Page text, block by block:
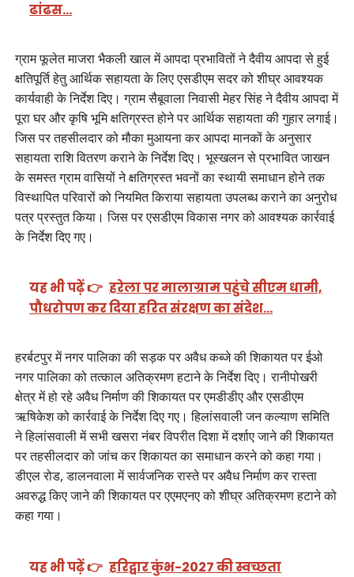
ढांढस…
ग्राम फूलेत माजरा भैकली खाल में आपदा प्रभावितों ने दैवीय आपदा से हुई
क्षतिपूर्ति हेतु आर्थिक सहायता के लिए एसडीएम सदर को शीघ्र आवश्यक
कार्यवाही के निर्देश दिए। ग्राम सैबूवाला निवासी मेहर सिंह ने दैवीय आपदा में
पूरा घर और कृषि भूमि क्षतिग्रस्त होने पर आर्थिक सहायता की गुहार लगाई।
जिस पर तहसीलदार को मौका मुआयना कर आपदा मानकों के अनुसार
सहायता राशि वितरण कराने के निर्देश दिए। भूस्खलन से प्रभावित जाखन
के समस्त ग्राम वासियों ने क्षतिग्रस्त भवनों का स्थायी समाधान होने तक
विस्थापित परिवारों को नियमित किराया सहायता उपलब्ध कराने का अनुरोध
पत्र प्रस्तुत किया। जिस पर एसडीएम विकास नगर को आवश्यक कार्रवाई
के निर्देश दिए गए।
यह भी पढ़ें 👉 हरेला पर मालाग्राम पहुंचे सीएम धामी,
पौधरोपण कर दिया हरित संरक्षण का संदेश…
हरर्बटपुर में नगर पालिका की सड़क पर अवैध कब्जे की शिकायत पर ईओ
नगर पालिका को तत्काल अतिक्रमण हटाने के निर्देश दिए। रानीपोखरी
क्षेत्र में हो रहे अवैध निर्माण की शिकायत पर एमडीडीए और एसडीएम
ऋषिकेश को कार्रवाई के निर्देश दिए गए। हिलांसवाली जन कल्याण समिति
ने हिलांसवाली में सभी खसरा नंबर विपरीत दिशा में दर्शाए जाने की शिकायत
पर तहसीलदार को जांच कर शिकायत का समाधान करने को कहा गया।
डीएल रोड, डालनवाला में सार्वजनिक रास्ते पर अवैध निर्माण कर रास्ता
अवरुद्ध किए जाने की शिकायत पर एएमएनए को शीघ्र अतिक्रमण हटाने को
कहा गया।
यह भी पढ़ें 👉 हरिद्वार कुंभ-2027 की स्वच्छता